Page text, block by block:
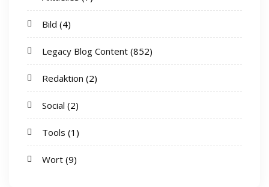
Bild (4)
Legacy Blog Content (852)
Redaktion (2)
Social (2)
Tools (1)
Wort (9)